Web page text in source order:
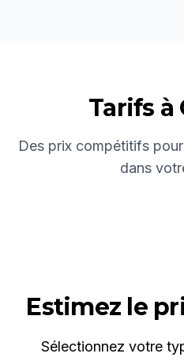
Tarifs à
Des prix compétitifs
dans
Estimez le
Sélectionnez votre